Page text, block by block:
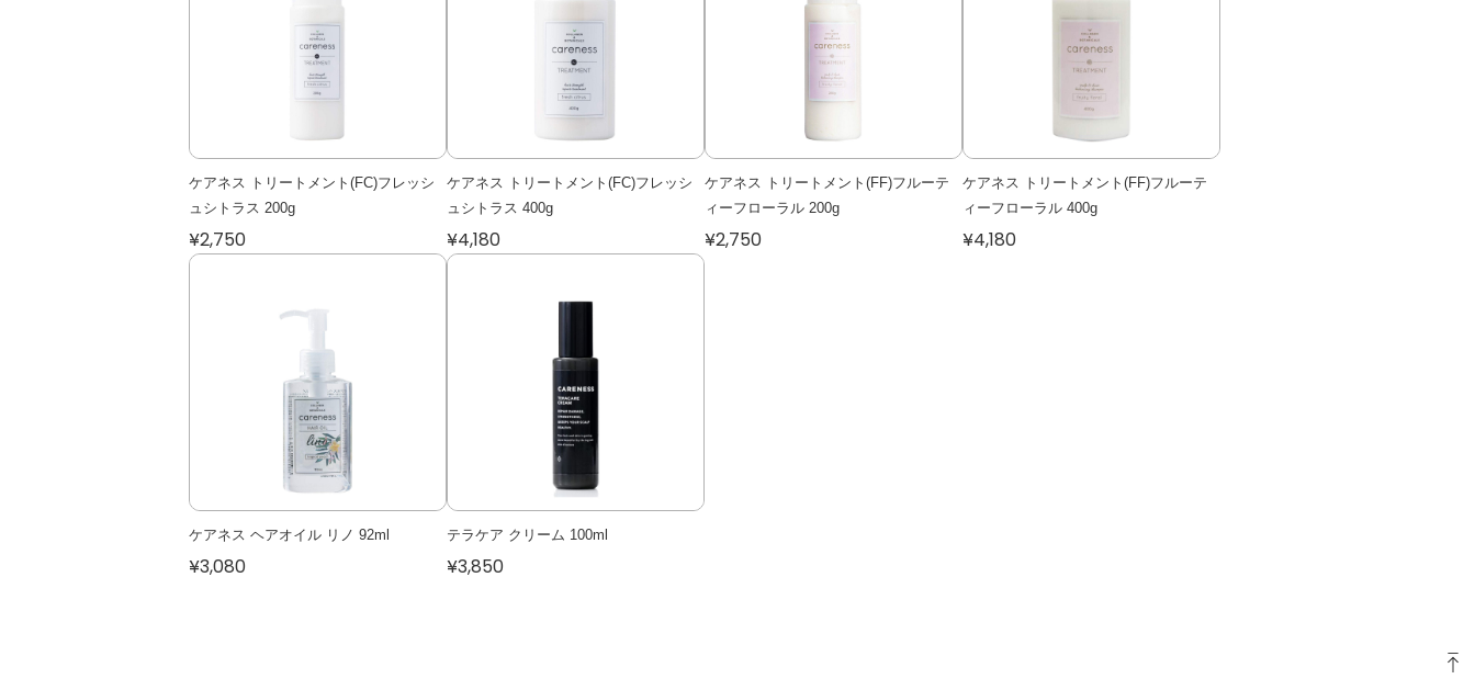
ケアネス トリートメント(FC)フレッシ
ュシトラス 200g
¥2,750
ケアネス トリートメント(FC)フレッシ
ュシトラス 400g
¥4,180
ケアネス トリートメント(FF)フルーテ
ィーフローラル 200g
¥2,750
ケアネス トリートメント(FF)フルーテ
ィーフローラル 400g
¥4,180
ケアネス ヘアオイル リノ 92ml
¥3,080
テラケア クリーム 100ml
¥3,850